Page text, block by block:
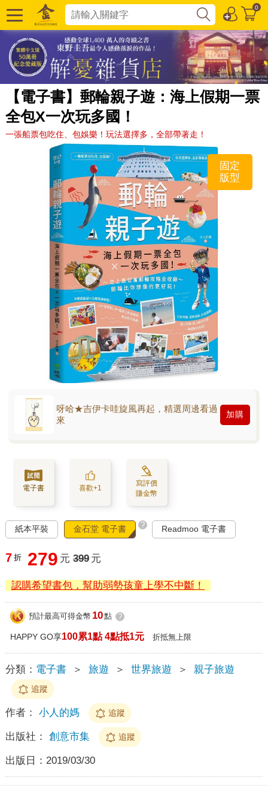
0
【電子書】郵輪親子遊：海上假期一票
全包X一次玩多國！
一張船票包吃住、包娛樂！玩法選擇多，全部帶著走！
固定
版型
呀哈★吉伊卡哇旋風再起，精選周邊看過
來
加購
電子書 喜歡+1
寫評價
賺金幣
紙本平裝 金石堂 電子書 ? Readmoo 電子書
7 折 279 元 399 元
認購希望書包，幫助弱勢孩童上學不中斷！
預計最高可得金幣 10點 ?
HAPPY GO享100累1點 4點抵1元 折抵無上限
分類： 電子書 ＞ 旅遊 ＞ 世界旅遊 ＞ 親子旅遊
追蹤
作者： 小人的媽 追蹤
出版社： 創意市集 追蹤
出版日： 2019/03/30